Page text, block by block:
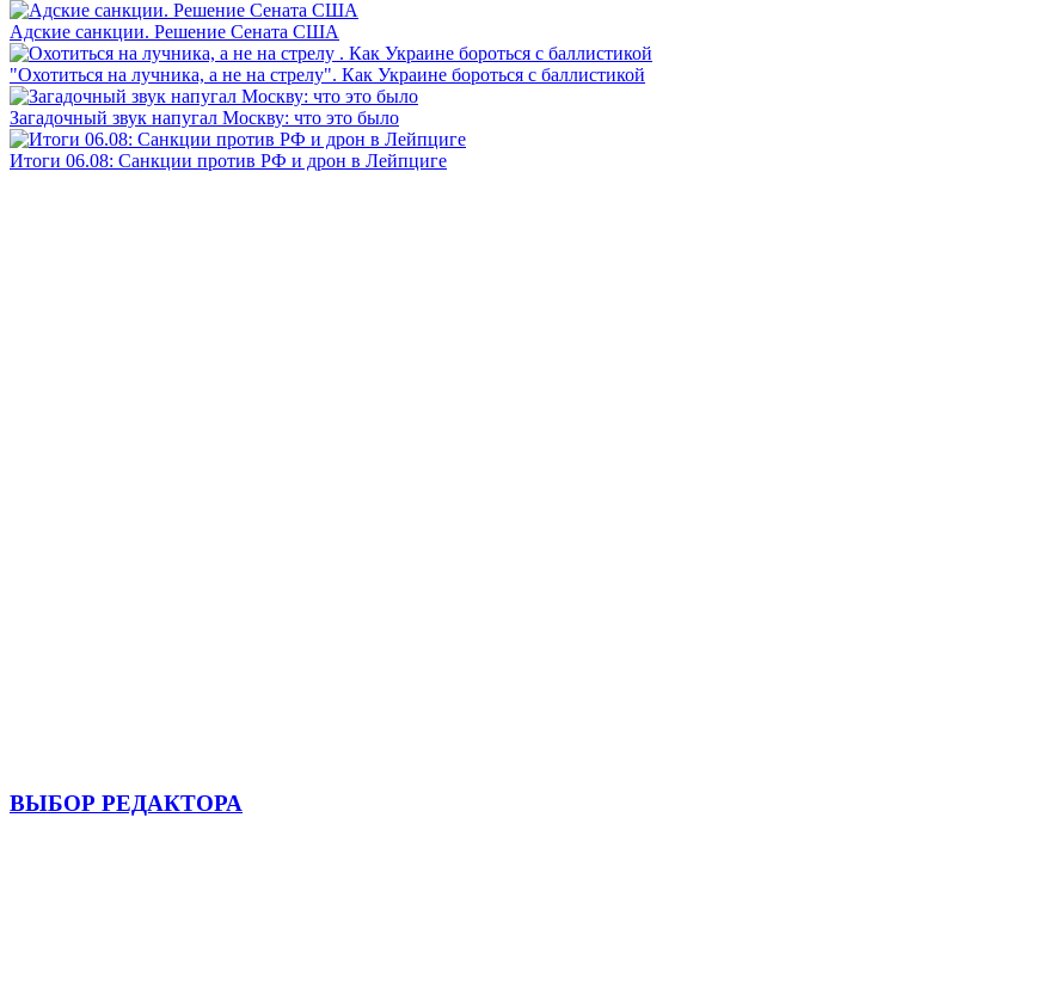
Адские санкции. Решение Сената США
"Охотиться на лучника, а не на стрелу". Как Украине бороться с баллистикой
Загадочный звук напугал Москву: что это было
Итоги 06.08: Санкции против РФ и дрон в Лейпциге
ВЫБОР РЕДАКТОРА